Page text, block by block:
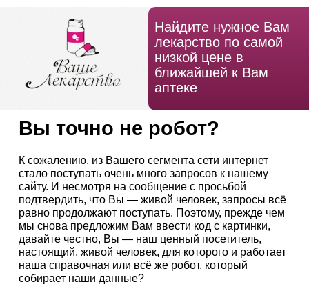
Найдите нужное Вам
лекарство по самой
низкой цене в
ближайшей к Вам
аптеке
Вы точно не робот?
К сожалению, из Вашего сегмента сети интернет
стало поступать очень много запросов к нашему
сайту. И несмотря на сообщение с просьбой
подтвердить, что Вы — живой человек, запросы всё
равно продолжают поступать. Поэтому, прежде чем
мы снова предложим Вам ввести код с картинки,
давайте честно, Вы — наш ценный посетитель,
настоящий, живой человек, для которого и работает
наша справочная или всё же робот, который
собирает наши данные?